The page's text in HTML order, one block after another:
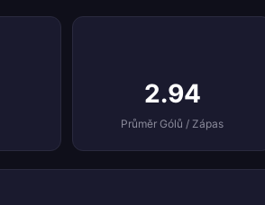
2.94
Průměr Gólů / Zápas